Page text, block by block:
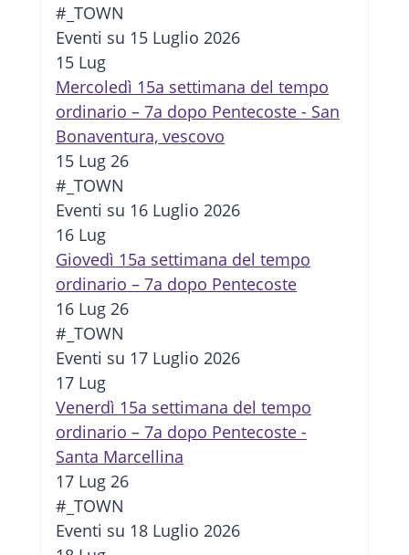
#_TOWN
Eventi su 15 Luglio 2026
15 Lug
Mercoledì 15a settimana del tempo
ordinario – 7a dopo Pentecoste - San
Bonaventura, vescovo
15 Lug 26
#_TOWN
Eventi su 16 Luglio 2026
16 Lug
Giovedì 15a settimana del tempo
ordinario – 7a dopo Pentecoste
16 Lug 26
#_TOWN
Eventi su 17 Luglio 2026
17 Lug
Venerdì 15a settimana del tempo
ordinario – 7a dopo Pentecoste -
Santa Marcellina
17 Lug 26
#_TOWN
Eventi su 18 Luglio 2026